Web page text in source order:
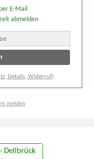
E-Mail
abmelden
Details, Widerruf)
melden
Dellbrück